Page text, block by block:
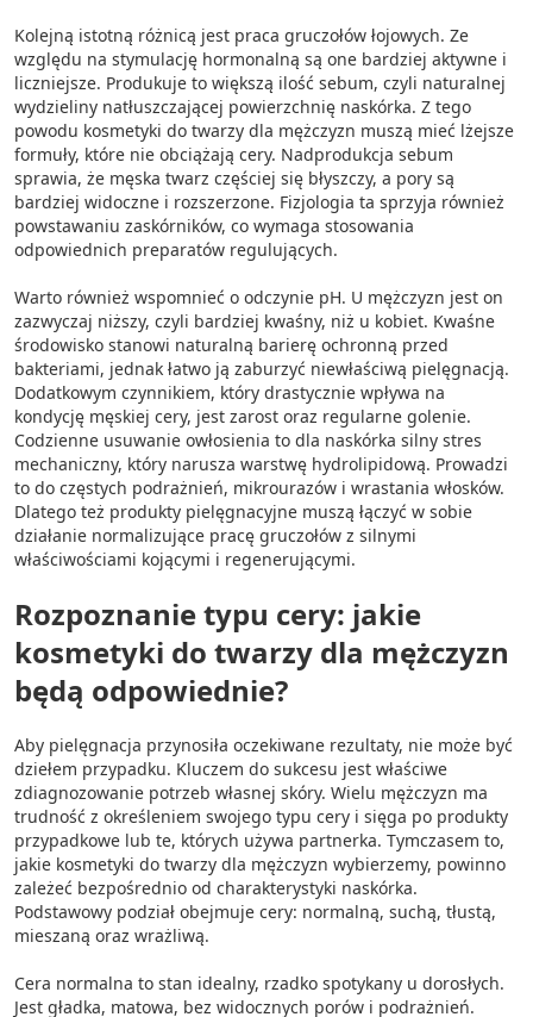
Kolejną istotną różnicą jest praca gruczołów łojowych. Ze
względu na stymulację hormonalną są one bardziej aktywne i
liczniejsze. Produkuje to większą ilość sebum, czyli naturalnej
wydzieliny natłuszczającej powierzchnię naskórka. Z tego
powodu kosmetyki do twarzy dla mężczyzn muszą mieć lżejsze
formuły, które nie obciążają cery. Nadprodukcja sebum
sprawia, że męska twarz częściej się błyszczy, a pory są
bardziej widoczne i rozszerzone. Fizjologia ta sprzyja również
powstawaniu zaskórników, co wymaga stosowania
odpowiednich preparatów regulujących.
Warto również wspomnieć o odczynie pH. U mężczyzn jest on
zazwyczaj niższy, czyli bardziej kwaśny, niż u kobiet. Kwaśne
środowisko stanowi naturalną barierę ochronną przed
bakteriami, jednak łatwo ją zaburzyć niewłaściwą pielęgnacją.
Dodatkowym czynnikiem, który drastycznie wpływa na
kondycję męskiej cery, jest zarost oraz regularne golenie.
Codzienne usuwanie owłosienia to dla naskórka silny stres
mechaniczny, który narusza warstwę hydrolipidową. Prowadzi
to do częstych podrażnień, mikrourazów i wrastania włosków.
Dlatego też produkty pielęgnacyjne muszą łączyć w sobie
działanie normalizujące pracę gruczołów z silnymi
właściwościami kojącymi i regenerującymi.
Rozpoznanie typu cery: jakie
kosmetyki do twarzy dla mężczyzn
będą odpowiednie?
Aby pielęgnacja przynosiła oczekiwane rezultaty, nie może być
dziełem przypadku. Kluczem do sukcesu jest właściwe
zdiagnozowanie potrzeb własnej skóry. Wielu mężczyzn ma
trudność z określeniem swojego typu cery i sięga po produkty
przypadkowe lub te, których używa partnerka. Tymczasem to,
jakie kosmetyki do twarzy dla mężczyzn wybierzemy, powinno
zależeć bezpośrednio od charakterystyki naskórka.
Podstawowy podział obejmuje cery: normalną, suchą, tłustą,
mieszaną oraz wrażliwą.
Cera normalna to stan idealny, rzadko spotykany u dorosłych.
Jest gładka, matowa, bez widocznych porów i podrażnień.